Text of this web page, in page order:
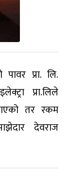
प्रा. लि.
प्रा.लिले
तर रकम
देवराज